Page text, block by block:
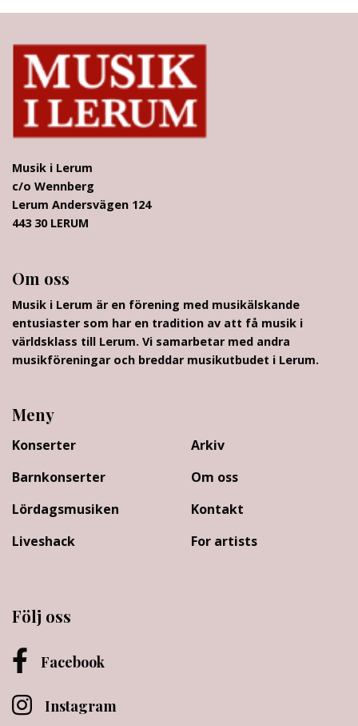
Musik i Lerum
c/o Wennberg
Lerum Andersvägen 124
443 30 LERUM
Om oss
Musik i Lerum är en förening med musikälskande
entusiaster som har en tradition av att få musik i
världsklass till Lerum. Vi samarbetar med andra
musikföreningar och breddar musikutbudet i Lerum.
Meny
Konserter
Barnkonserter
Lördagsmusiken
Liveshack
Arkiv
Om oss
Kontakt
For artists
Följ oss
Facebook
Instagram